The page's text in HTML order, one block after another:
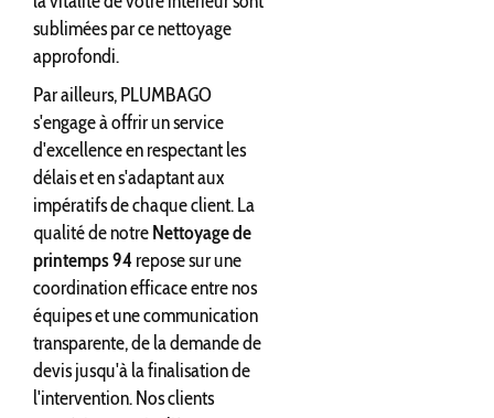
sublimées par ce nettoyage
approfondi.
Par ailleurs, PLUMBAGO
s'engage à offrir un service
d'excellence en respectant les
délais et en s'adaptant aux
impératifs de chaque client. La
qualité de notreNettoyage de
printemps 94 repose sur une
coordination efficace entre nos
équipes et une communication
transparente, de la demande de
devis jusqu'à la finalisation de
l'intervention. Nos clients